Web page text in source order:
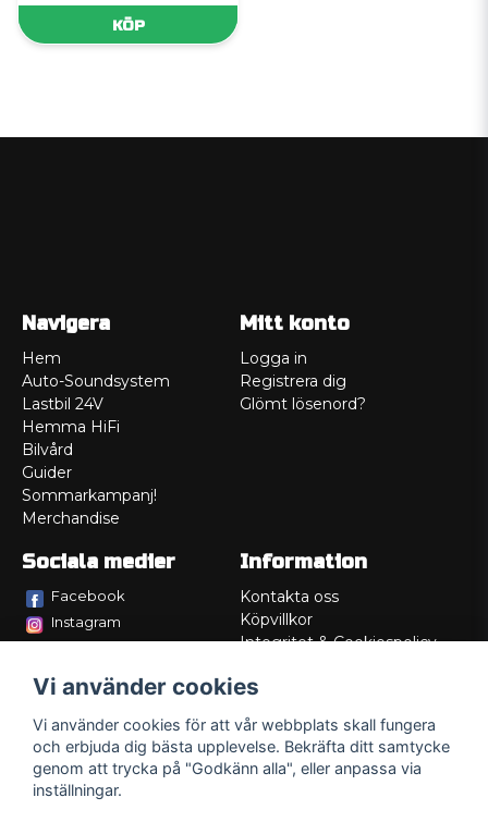
KÖP
Navigera
Hem
Auto-Soundsystem
Lastbil 24V
Hemma HiFi
Bilvård
Guider
Sommarkampanj!
Merchandise
Mitt konto
Logga in
Registrera dig
Glömt lösenord?
Sociala medier
Facebook
Instagram
Information
Kontakta oss
Köpvillkor
Integritet & Cookiespolicy
Service/Garanti
Lådritning
Om oss
Vi använder cookies
Vi använder cookies för att vår webbplats skall fungera
och erbjuda dig bästa upplevelse. Bekräfta ditt samtycke
genom att trycka på "Godkänn alla", eller anpassa via
inställningar.